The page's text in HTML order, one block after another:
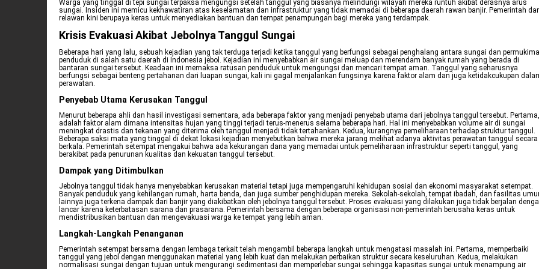
Warga yang tinggal di tepi sungai terpaksa mengungsi setelah tanggul yang biasanya melindungi wilayah mereka runtuh akibat derasnya arus
sungai. Insiden ini memicu kekhawatiran atas keselamatan dan infrastruktur yang tidak memadai di beberapa daerah rawan banjir. Pemerintah
relawan kini berupaya keras untuk menyediakan bantuan dan tempat penampungan bagi mereka yang terdampak.
Krisis Evakuasi Akibat Jebolnya Tanggul Sungai
Beberapa hari yang lalu, sebuah kejadian yang tak terduga terjadi ketika tanggul yang berfungsi sebagai penghalang antara sungai dan
penduduk di salah satu daerah di Indonesia jebol. Kejadian ini menyebabkan air sungai meluap dan merendam banyak rumah yang berada di
bantaran sungai tersebut. Keadaan ini memaksa ratusan penduduk untuk mengungsi dan mencari tempat aman. Tanggul yang seharusnya
berfungsi sebagai benteng pertahanan dari luapan sungai, kali ini gagal menjalankan fungsinya karena faktor alam dan juga ketidakcukupan
perawatan.
Penyebab Utama Kerusakan Tanggul
Menurut beberapa ahli dan hasil investigasi sementara, ada beberapa faktor yang menjadi penyebab utama dari jebolnya tanggul tersebut. Pertama,
adalah faktor alam dimana intensitas hujan yang tinggi terjadi terus-menerus selama beberapa hari. Hal ini menyebabkan volume air di sungai
meningkat drastis dan tekanan yang diterima oleh tanggul menjadi tidak tertahankan. Kedua, kurangnya pemeliharaan terhadap struktur tanggul.
Beberapa saksi mata yang tinggal di dekat lokasi kejadian menyebutkan bahwa mereka jarang melihat adanya aktivitas perawatan tanggul secara
berkala. Pemerintah setempat mengakui bahwa ada kekurangan dana yang memadai untuk pemeliharaan infrastruktur seperti tanggul, yang
berakibat pada penurunan kualitas dan kekuatan tanggul tersebut.
Dampak yang Ditimbulkan
Jebolnya tanggul tidak hanya menyebabkan kerusakan material tetapi juga mempengaruhi kehidupan sosial dan ekonomi masyarakat setempat.
Banyak penduduk yang kehilangan rumah, harta benda, dan juga sumber penghidupan mereka. Sekolah-sekolah, tempat ibadah, dan fasilitas
lainnya juga terkena dampak dari banjir yang diakibatkan oleh jebolnya tanggul tersebut. Proses evakuasi yang dilakukan juga tidak berjalan
lancar karena keterbatasan sarana dan prasarana. Pemerintah bersama dengan beberapa organisasi non-pemerintah berusaha keras untuk
mendistribusikan bantuan dan mengevakuasi warga ke tempat yang lebih aman.
Langkah-Langkah Penanganan
Pemerintah setempat bersama dengan lembaga terkait telah mengambil beberapa langkah untuk mengatasi masalah ini. Pertama, memperbaiki
tanggul yang jebol dengan menggunakan material yang lebih kuat dan melakukan perbaikan struktur secara keseluruhan. Kedua, melakukan
normalisasi sungai dengan tujuan untuk mengurangi sedimentasi dan memperlebar sungai sehingga kapasitas sungai untuk menampung air